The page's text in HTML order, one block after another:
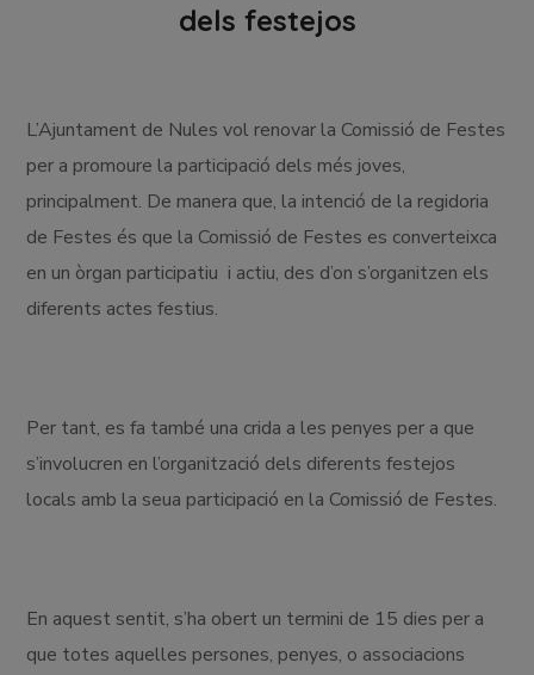
dels festejos
L’Ajuntament de Nules vol renovar la Comissió de Festes
per a promoure la participació dels més joves,
principalment. De manera que, la intenció de la regidoria
de Festes és que la Comissió de Festes es converteixca
en un òrgan participatiu i actiu, des d’on s’organitzen els
diferents actes festius.
Per tant, es fa també una crida a les penyes per a que
s’involucren en l’organització dels diferents festejos
locals amb la seua participació en la Comissió de Festes.
En aquest sentit, s’ha obert un termini de 15 dies per a
que totes aquelles persones, penyes, o associacions